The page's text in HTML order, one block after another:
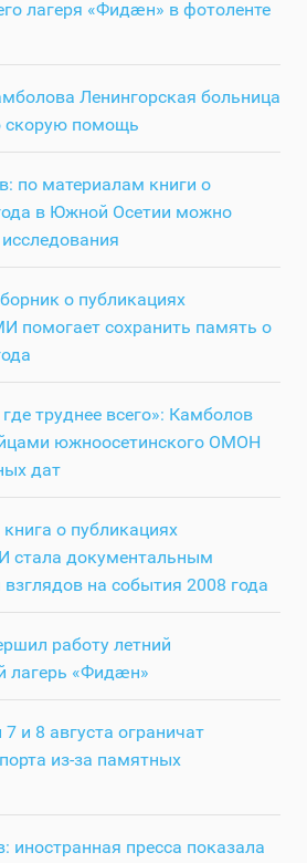
лагеря «Фидӕн» в фотоленте
Ленингорская больница
скорую помощь
по материалам книги о
в Южной Осетии можно
о публикациях
помогает сохранить память о
труднее всего»: Камболов
южноосетинского ОМОН
дат
о публикациях
стала документальным
на события 2008 года
работу летний
лагерь «Фидӕн»
и 8 августа ограничат
из-за памятных
иностранная пресса показала